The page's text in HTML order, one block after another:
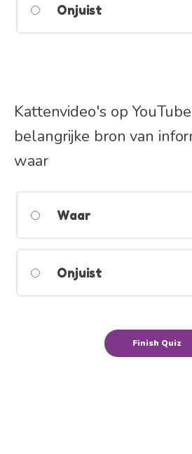
Onjuist
Kattenvideo's op
belangrijke bron van
waar
Waar
Onjuist